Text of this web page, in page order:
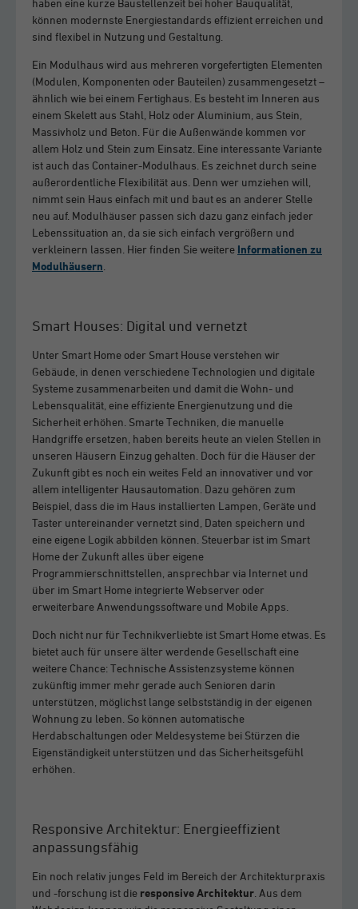
können modernste Energiestandards effizient erreichen und
sind flexibel in Nutzung und Gestaltung.
Ein Modulhaus wird aus mehreren vorgefertigten Elementen
(Modulen, Komponenten oder Bauteilen) zusammengesetzt –
ähnlich wie bei einem Fertighaus. Es besteht im Inneren aus
einem Skelett aus Stahl, Holz oder Aluminium, aus Stein,
Massivholz und Beton. Für die Außenwände kommen vor
allem Holz und Stein zum Einsatz. Eine interessante Variante
ist auch das Container-Modulhaus. Es zeichnet durch seine
außerordentliche Flexibilität aus. Denn wer umziehen will,
nimmt sein Haus einfach mit und baut es an anderer Stelle
neu auf. Modulhäuser passen sich dazu ganz einfach jeder
Lebenssituation an, da sie sich einfach vergrößern und
verkleinern lassen. Hier finden Sie weitere Informationen zu
Modulhäusern
Smart Houses: Digital und vernetzt
Unter Smart Home oder Smart House verstehen wir
Gebäude, in denen verschiedene Technologien und digitale
Systeme zusammenarbeiten und damit die Wohn- und
Lebensqualität, eine effiziente Energienutzung und die
Sicherheit erhöhen. Smarte Techniken, die manuelle
Handgriffe ersetzen, haben bereits heute an vielen Stellen in
unseren Häusern Einzug gehalten. Doch für die Häuser der
Zukunft gibt es noch ein weites Feld an innovativer und vor
allem intelligenter Hausautomation. Dazu gehören zum
Beispiel, dass die im Haus installierten Lampen, Geräte und
Taster untereinander vernetzt sind, Daten speichern und
eine eigene Logik abbilden können. Steuerbar ist im Smart
Home der Zukunft alles über eigene
Programmierschnittstellen, ansprechbar via Internet und
über im Smart Home integrierte Webserver oder
erweiterbare Anwendungssoftware und Mobile Apps.
Doch nicht nur für Technikverliebte ist Smart Home etwas. Es
bietet auch für unsere älter werdende Gesellschaft eine
weitere Chance: Technische Assistenzsysteme können
zukünftig immer mehr gerade auch Senioren darin
unterstützen, möglichst lange selbstständig in der eigenen
Wohnung zu leben. So können automatische
Herdabschaltungen oder Meldesysteme bei Stürzen die
Eigenständigkeit unterstützen und das Sicherheitsgefühl
erhöhen.
Responsive Architektur: Energieeffizient
anpassungsfähig
Ein noch relativ junges Feld im Bereich der Architekturpraxis
und -forschung ist die responsive Architektur . Aus dem